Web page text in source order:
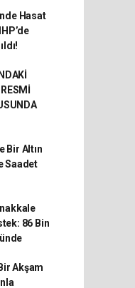
Hasat
Bir Altın
Saadet
86 Bin
Akşam